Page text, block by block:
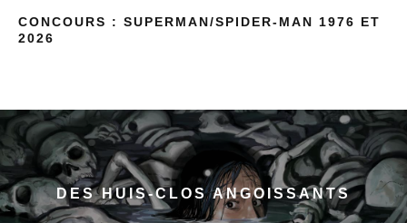
CONCOURS : SUPERMAN/SPIDER-MAN 1976 ET
2026
DES HUIS-CLOS ANGOISSANTS